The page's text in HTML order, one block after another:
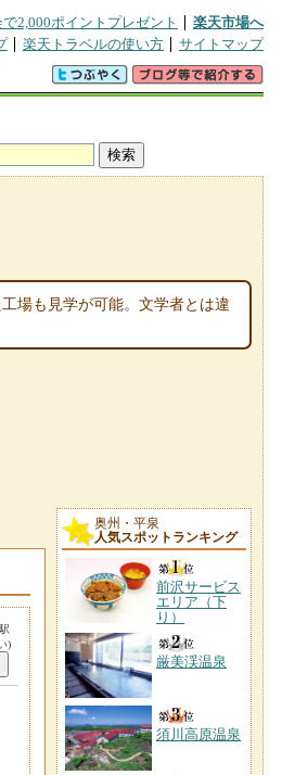
2,000ポイントプレゼント
楽天市場へ
楽天トラベルの使い方 サイトマップ
場も見学が可能。文学者とは違
)
奥州・平泉
人気スポットランキング
前沢サービス
エリア（下
り）
厳美渓温泉
須川高原温泉